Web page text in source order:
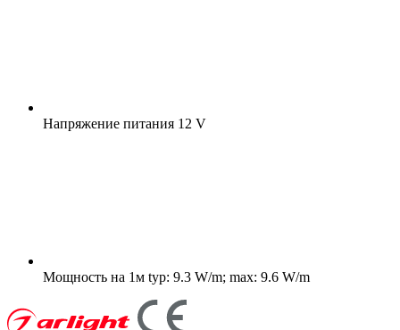
Напряжение питания 12 V
Мощность на 1м typ: 9.3 W/m; max: 9.6 W/m